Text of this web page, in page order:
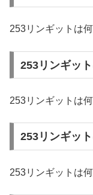
253リンギットは
253リンギッ
253リンギットは
253リンギッ
253リンギットは